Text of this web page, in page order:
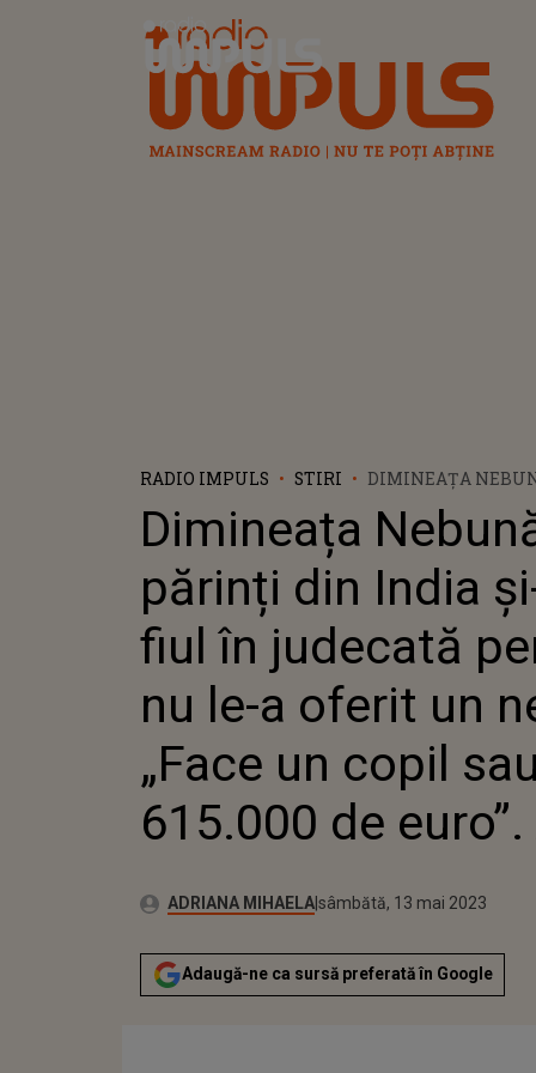
Radio Impuls
RADIO IMPULS STIRI
DIMINEAȚA
PENTRU CĂ NU
„FACE UN COPIL
EURO”. AUDIO
Dimineața
părinți din India
fiul în judecată
nu le-a oferit un
„Face un copil
615.000 de
Autor:ADRIANA MIHAELAPublicat:
luni, 16 mai 2022
Actualizat:
sâmbătă, 13 mai 2023
Adaugă-ne ca sursă preferată în Google